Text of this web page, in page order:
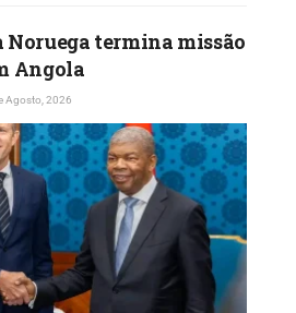
Noruega termina missão
Angola
Agosto, 2026